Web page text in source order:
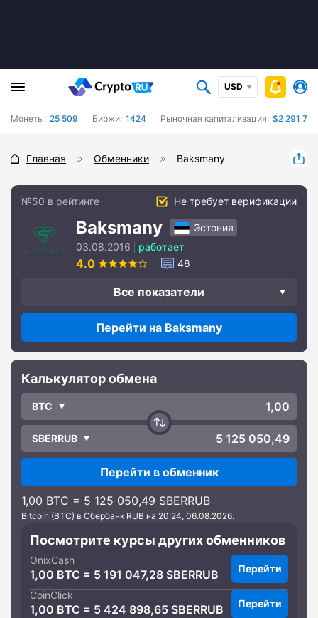
USD
Монеты: 25 509 Биржи: 1424 Рыночная капитализация: $2 291
Главная Обменники Baksmany
№50 в рейтинге Не требует верификации
Baksmany
Эстония
03.08.2016
работает
4.0 48
Все показатели
Перейти на Baksmany
Калькулятор обмена
BTC
SBERRUB
Перейти в обменник
1,00 BTC = 5 125 050,49 SBERRUB
Bitcoin (BTC) в Сбербанк RUB на 20:24, 06.08.2026.
Посмотрите курсы других обменников
OnixCash
1,00 BTC = 5 191 047,28 SBERRUB Перейти
CoinClick
1,00 BTC = 5 424 898,65 SBERRUB Перейти